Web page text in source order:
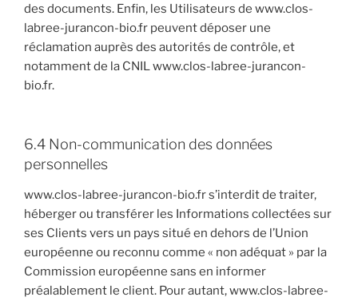
des documents. Enfin, les Utilisateurs de www.clos-
labree-jurancon-bio.fr peuvent déposer une
réclamation auprès des autorités de contrôle, et
notamment de la CNIL www.clos-labree-jurancon-
bio.fr.
6.4 Non-communication des données
personnelles
www.clos-labree-jurancon-bio.fr s’interdit de traiter,
héberger ou transférer les Informations collectées sur
ses Clients vers un pays situé en dehors de l’Union
européenne ou reconnu comme « non adéquat » par la
Commission européenne sans en informer
préalablement le client. Pour autant, www.clos-labree-